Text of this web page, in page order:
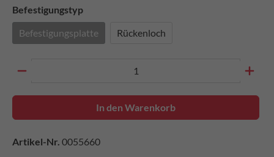
Befestigungstyp
Befestigungsplatte
Rückenloch
In den Warenkorb
Artikel-Nr. 0055660